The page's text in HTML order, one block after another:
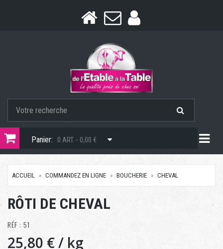
Panier: 0 ART. - 0,00 €
ACCUEIL COMMANDEZ EN LIGNE BOUCHERIE CHEVAL
RÔTI DE CHEVAL
RÉF : 51
25,80 €/ kg